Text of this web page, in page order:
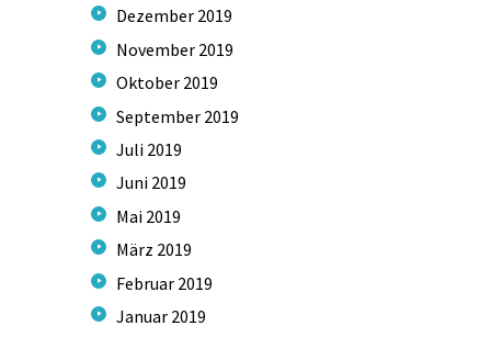
Dezember 2019
November 2019
Oktober 2019
September 2019
Juli 2019
Juni 2019
Mai 2019
März 2019
Februar 2019
Januar 2019